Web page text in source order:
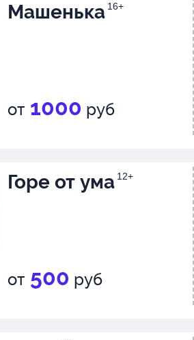
Машенька 16+
от 1000 руб
Горе от ума 12+
от 500 руб